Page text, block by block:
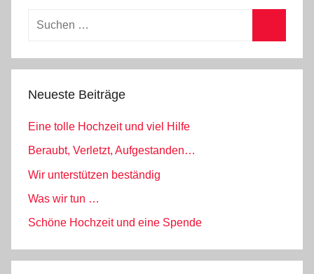
Suchen
Neueste Beiträge
Eine tolle Hochzeit und viel Hilfe
Beraubt, Verletzt, Aufgestanden…
Wir unterstützen beständig
Was wir tun …
Schöne Hochzeit und eine Spende